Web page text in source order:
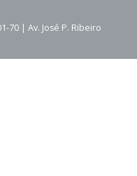
70 | Av. José P. Ribeiro